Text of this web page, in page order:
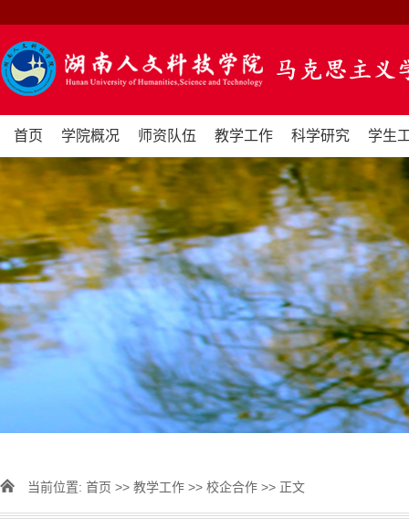
首页 学院概况 师资队伍 教学工作 科学研究 学生
当前位置: 首页 >> 教学工作 >> 校企合作 >> 正文